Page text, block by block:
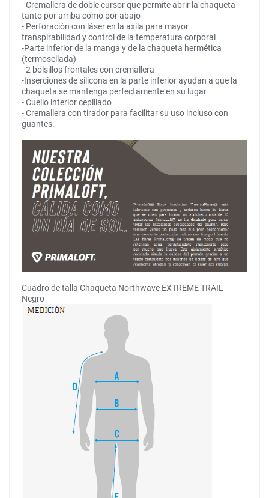
- Cremallera de doble cursor que permite abrir la chaqueta
tanto por arriba como por abajo
- Perforación con láser en la axila para mayor
transpirabilidad y control de la temperatura corporal
-Parte inferior de la manga y de la chaqueta hermética
(termosellada)
- 2 bolsillos frontales con cremallera
-Inserciones de silicona en la parte inferior ayudan a que la
chaqueta se mantenga perfectamente en su lugar
- Cuello interior cepillado
- Cremallera con tirador para facilitar su uso incluso con
guantes.
Cuadro de talla Chaqueta Northwave EXTREME TRAIL
Negro